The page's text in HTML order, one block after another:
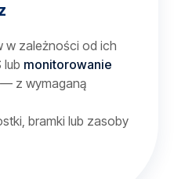
w zależności od ich
monitorowanie
— z wymaganą
bramki lub zasoby